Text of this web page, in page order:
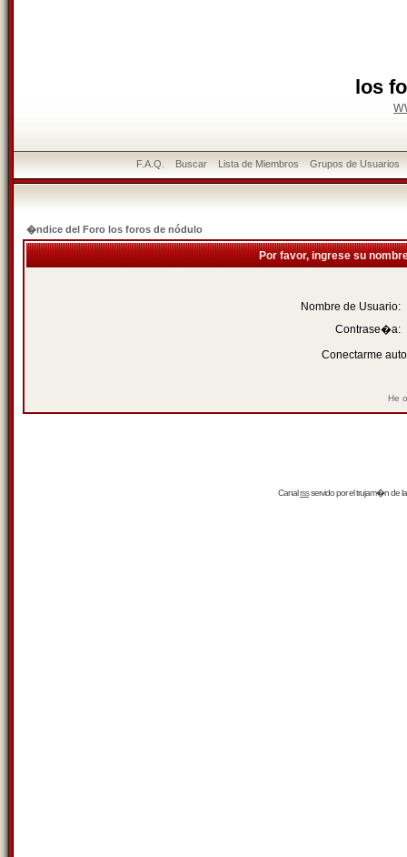
los
F.A.Q. Buscar Lista de Miembros Grupos de Usuarios
�ndice del Foro los foros de nódulo
Por favor, ingrese su
Nombre de Usuario:
Contrase�a:
Conectarme
He
Canalrssservido por eltrujam�nde